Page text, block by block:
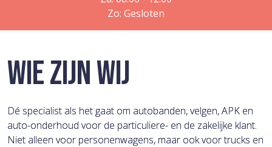
Zo: Gesloten
WIE ZIJN WIJ
Dé specialist als het gaat om autobanden, velgen, APK en
auto-onderhoud voor de particuliere- en de zakelijke klant.
Niet alleen voor personenwagens, maar ook voor trucks en